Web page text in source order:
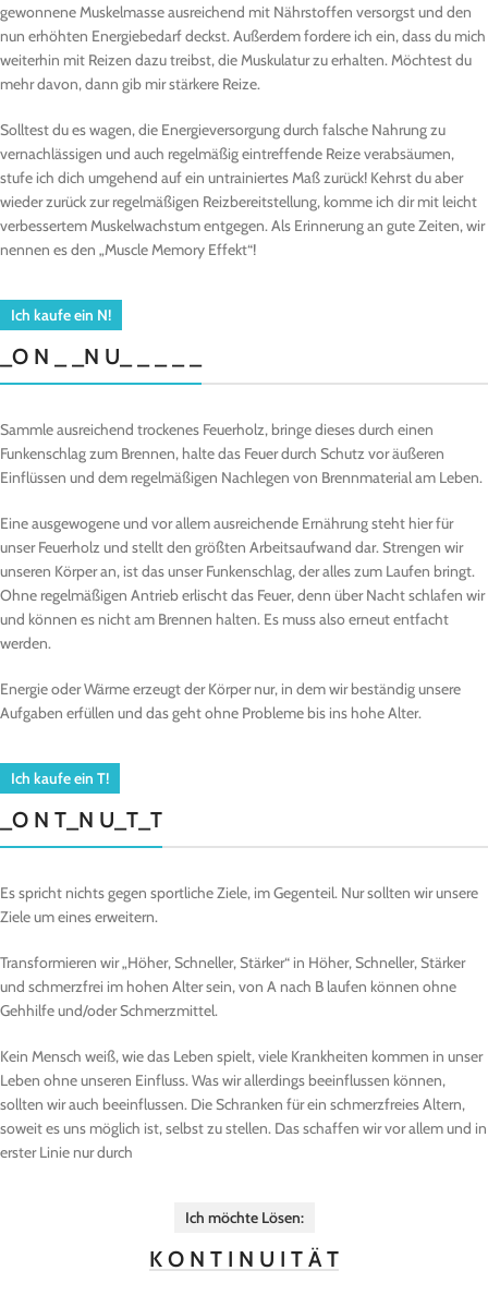
gewonnene Muskelmasse ausreichend mit Nährstoffen versorgst und den
nun erhöhten Energiebedarf deckst. Außerdem fordere ich ein, dass du mich
weiterhin mit Reizen dazu treibst, die Muskulatur zu erhalten. Möchtest du
mehr davon, dann gib mir stärkere Reize.
Solltest du es wagen, die Energieversorgung durch falsche Nahrung zu
vernachlässigen und auch regelmäßig eintreffende Reize verabsäumen,
stufe ich dich umgehend auf ein untrainiertes Maß zurück! Kehrst du aber
wieder zurück zur regelmäßigen Reizbereitstellung, komme ich dir mit leicht
verbessertem Muskelwachstum entgegen. Als Erinnerung an gute Zeiten, wir
nennen es den „Muscle Memory Effekt“!
Ich kaufe ein N!
_O N _ _N U_ _ _ _ _
Sammle ausreichend trockenes Feuerholz, bringe dieses durch einen
Funkenschlag zum Brennen, halte das Feuer durch Schutz vor äußeren
Einflüssen und dem regelmäßigen Nachlegen von Brennmaterial am Leben.
Eine ausgewogene und vor allem ausreichende Ernährung steht hier für
unser Feuerholz und stellt den größten Arbeitsaufwand dar. Strengen wir
unseren Körper an, ist das unser Funkenschlag, der alles zum Laufen bringt.
Ohne regelmäßigen Antrieb erlischt das Feuer, denn über Nacht schlafen wir
und können es nicht am Brennen halten. Es muss also erneut entfacht
werden.
Energie oder Wärme erzeugt der Körper nur, in dem wir beständig unsere
Aufgaben erfüllen und das geht ohne Probleme bis ins hohe Alter.
Ich kaufe ein T!
_O N T_N U_T_T
Es spricht nichts gegen sportliche Ziele, im Gegenteil. Nur sollten wir unsere
Ziele um eines erweitern.
Transformieren wir „Höher, Schneller, Stärker“ in Höher, Schneller, Stärker
und schmerzfrei im hohen Alter sein, von A nach B laufen können ohne
Gehhilfe und/oder Schmerzmittel.
Kein Mensch weiß, wie das Leben spielt, viele Krankheiten kommen in unser
Leben ohne unseren Einfluss. Was wir allerdings beeinflussen können,
sollten wir auch beeinflussen. Die Schranken für ein schmerzfreies Altern,
soweit es uns möglich ist, selbst zu stellen. Das schaffen wir vor allem und in
erster Linie nur durch
Ich möchte Lösen:
K O N T I N U I T Ä T